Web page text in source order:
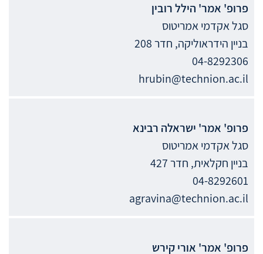
פרופ' אמר' היללרובין
סגל אקדמי אמריטוס
בניין הידראוליקה, חדר 208
04-8292306
hrubin@technion.ac.il
פרופ' אמר' ישראלה רבינא
סגל אקדמי אמריטוס
בניין חקלאית, חדר 427
04-8292601
agravina@technion.ac.il
פרופ' אמר' אוריקירש